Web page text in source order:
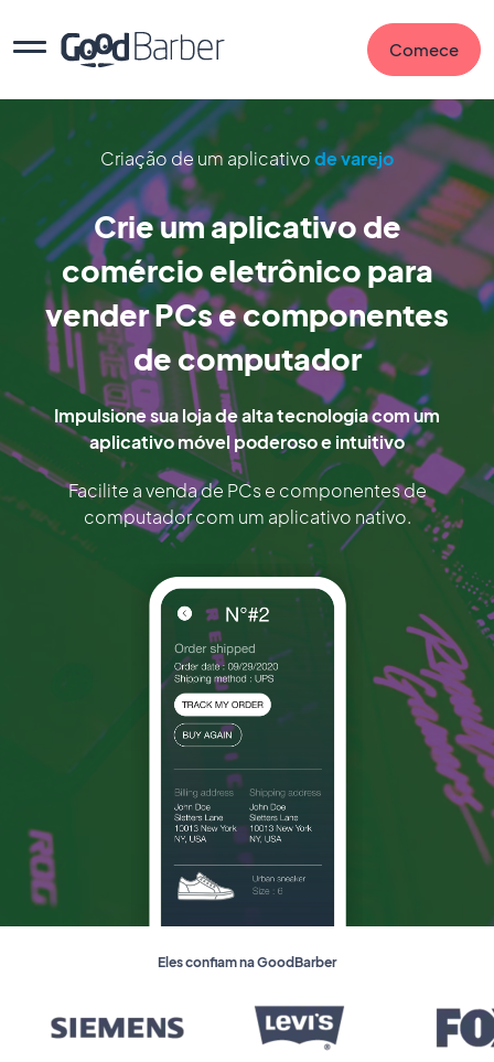
Comece
Criação de um aplicativode varejo
Crie um aplicativo de
comércio eletrônico para
vender PCs e componentes
de computador
Impulsione sua loja de alta tecnologia com um
aplicativo móvel poderoso e intuitivo
Facilite a venda de PCs e componentes de
computador com um aplicativo nativo.
Eles confiam na GoodBarber